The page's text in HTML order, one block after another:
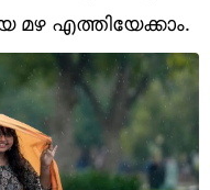
എത്തിയേക്കാം.